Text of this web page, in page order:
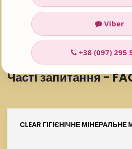
Рейтинг:5
Проголосувало:
Часті запитання -
CLEAR ГІГІЄНІЧНЕ
Viber
+38 (097) 295